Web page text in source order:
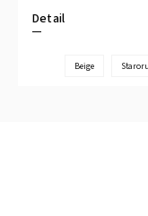
Detail
Beige